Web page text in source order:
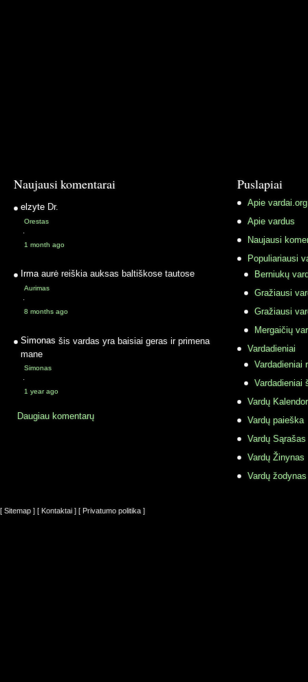
Naujausi komentarai
elzyte Dr.
Orestas
·
1 month ago
Irma aurė reiškia auksas baltiškose tautose
Aurimas
·
8 months ago
Simonas šis vardas yra baisiai geras ir primena
mane
Simonas
·
1 year ago
Daugiau komentarų
Puslapiai
Apie vardai.org
Apie vardus
Naujausi
Populiariausi
Berniukų
Gražiausi
Gražiausi
Mergaičių
Vardadieniai
Vardadieniai
Vardadieniai
Vardų
Vardų paieška
Vardų Sąrašas
Vardų Žinynas
Vardų
[ Sitemap ] [ Kontaktai ] [ Privatumo politika ]